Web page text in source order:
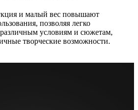
и малый вес повышают
позволяя легко
различным условиям и сюжетам,
творческие возможности.